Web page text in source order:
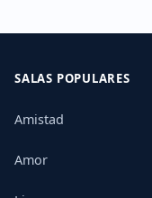
SALAS POPULARES
Amistad
Amor